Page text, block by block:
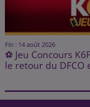
Fin : 14 août 2026
⚽ Jeu Concours
le retour du DFCO